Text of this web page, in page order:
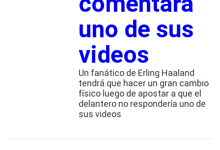
uno de sus
videos
Un fanático de Erling Haaland
tendrá que hacer un gran cambio
físico luego de apostar a que el
delantero no respondería uno de
sus videos